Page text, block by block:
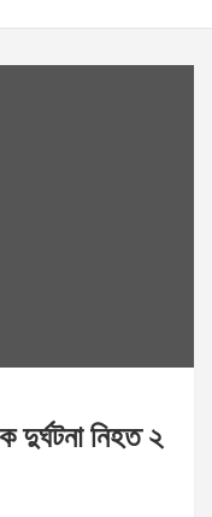
দুর্ঘটনা নিহত ২